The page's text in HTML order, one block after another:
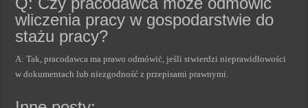
wliczenia pracy w gospodarstwie do
stażu pracy?
A: Tak, pracodawca ma prawo odmówić, jeśli stwierdzi nieprawidłowości
w dokumentach lub niezgodność z przepisami prawnymi.